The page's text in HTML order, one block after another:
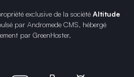
exclusive de la société Altitude
par Andromede CMS, hébergé
par GreenHoster.